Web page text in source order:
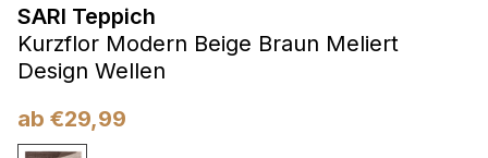
SARI Teppich
Kurzflor Modern Beige Braun Meliert
Design Wellen
ab €29,99
Marketing
Marketing-Cookies werden verwendet, um Benutzer über
Websites hinweg zu verfolgen. Das Ziel ist es, Anzeigen
ansprechend sind und somit wertvoller für Herausgeber und
Werbetreibende Dritter sind.